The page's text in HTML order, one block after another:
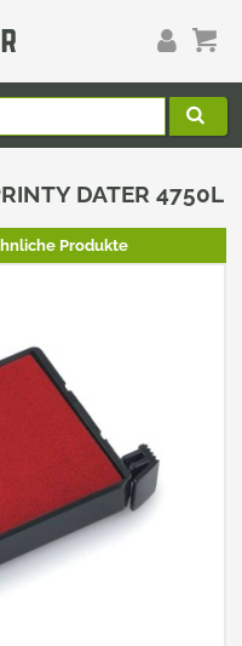
DATER 4750L
Produkte